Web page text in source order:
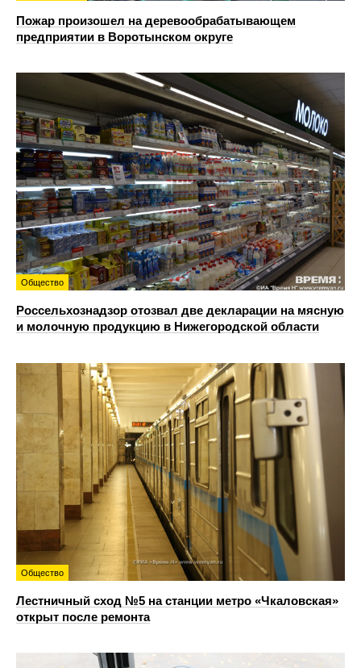
Пожар произошел на деревообрабатывающем
предприятии в Воротынском округе
Общество
Россельхознадзор отозвал две декларации на мясную
и молочную продукцию в Нижегородской области
Общество
Лестничный сход №5 на станции метро «Чкаловская»
открыт после ремонта